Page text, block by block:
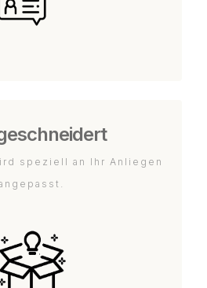
speziell an Ihr Anliegen